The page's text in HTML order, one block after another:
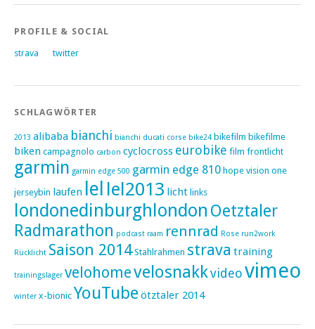
PROFILE & SOCIAL
strava twitter
SCHLAGWÖRTER
2013 alibaba bianchi bianchi ducati corse bike24 bikefilm bikefilme
biken campagnolo carbon cyclocross eurobike film frontlicht
garmin garmin edge 500 garmin edge 810 hope vision one
jerseybin laufen lel lel2013 licht links
londonedinburghlondon Oetztaler
Radmarathon podcast raam rennrad Rose run2work
Rücklicht Saison 2014 Stahlrahmen strava training
trainingslager velohomevelosnakkvideovimeo
winter x-bionic YouTubeötztaler 2014